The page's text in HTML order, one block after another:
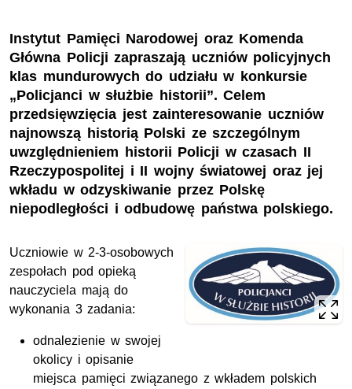
Instytut Pamięci Narodowej oraz Komenda
Główna Policji zapraszają uczniów policyjnych
klas mundurowych do udziału w konkursie
„Policjanci w służbie historii”. Celem
przedsięwzięcia jest zainteresowanie uczniów
najnowszą historią Polski ze szczególnym
uwzględnieniem historii Policji w czasach II
Rzeczypospolitej i II wojny światowej oraz jej
wkładu w odzyskiwanie przez Polskę
niepodległości i odbudowę państwa polskiego.
Uczniowie w 2-3-osobowych
zespołach pod opieką
nauczyciela mają do
wykonania 3 zadania:
odnalezienie w swojej
okolicy i opisanie
miejsca pamięci związanego z wkładem polskich